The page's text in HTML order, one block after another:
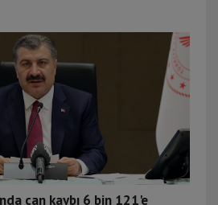
can kaybı 6 bin 121'e